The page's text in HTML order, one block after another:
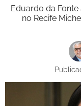
Eduardo da
no Recife